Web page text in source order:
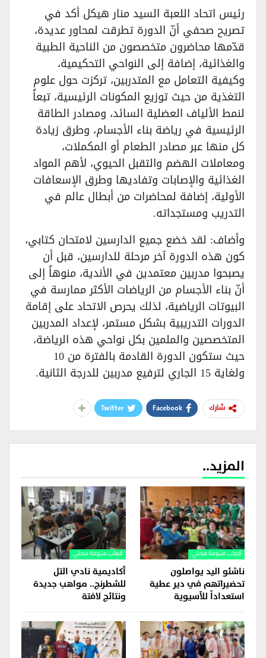
رئيس اتحاد اللعبة السيد منار هيكل أكد في
تصريح صحفي أنّ الدورة تطرقت لمحاور عديدة،
قدّمها محاضرون متخصصون من الناحية الطبية
والغذائية، إضافة إلى النواحي التحكيمية،
وكيفية التعامل مع المتدربين، تركزت حول علوم
التغذية من حيث توزيع المكونات الرئيسية، تبعاً
لنمط الألياف العضلية السائد، ومصادر الطاقة
الرئيسية في رياضة بناء الأجسام، وطرق زيادة
كل منها عبر مصادر الطعام أو المكملات،
ومعاملات الهضم والتقبل الحيوي، لأهم المواد
الغذائية والإصابات وتفاديها وطرق الإسعافات
الأولية، إضافة لمحاضرات من أبطال عالم في
التدريب ومستجداته.
وأضاف: لقد خضع جميع الدارسين لامتحان كتابي،
كون هذه الدورة آخر مرحلة للدارسين، قبل أن
يصبحوا مدربين معتمدين في الأندية، منوهاً إلى
أنّ بناء الأجسام من الرياضات الأكثر ممارسة في
البيوتات الرياضية، لذلك يحرص الاتحاد على إقامة
الدورات التدريبية بشكل مستمر، لإعداد المدربين
المتخصصين والملمين بكل نواحي هذه الرياضة،
حيث ستكون الدورة القادمة بالفترة من 10
ولغاية 15 الجاري لترفيع مدربين للدرجة الثانية.
شارك Facebook
Twitter
المزيد..
ألعاب منوعة محلي
ناشئو اليد يواصلون
تحضيراتهم في دير عطية
استعداداً للآسيوية
ألعاب منوعة محلي
أكاديمية نادي التل
للشطرنج.. مواهب جديدة
ونتائج لافتة